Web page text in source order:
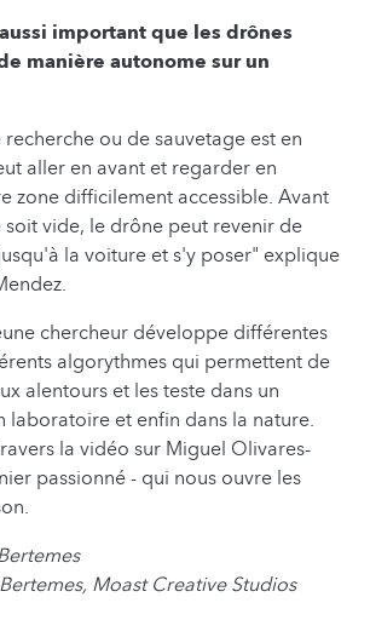
important que les drônes
manière autonome sur un
ou de sauvetage est en
aller en avant et regarder en
zone difficilement accessible. Avant
vide, le drône peut revenir de
la voiture et s'y poser" explique
chercheur développe différentes
algorythmes qui permettent de
alentours et les teste dans un
laboratoire et enfin dans la nature.
la vidéo sur Miguel Olivares-
passionné - qui nous ouvre les
Moast Creative Studios